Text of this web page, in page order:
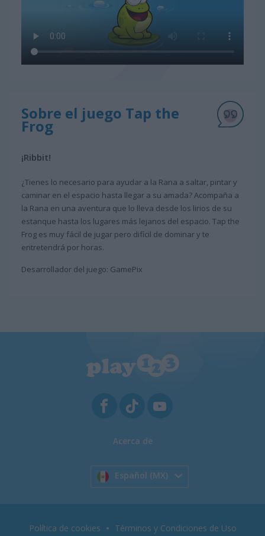
Sobre el juego Tap the
Frog
¡Ribbit!
¿Tienes lo necesario para ayudar a la Rana a saltar, pintar y
caminar en el espacio hasta llegar a su amada? Acompaña a
la Rana en una aventura que lo lleva desde los lirios de su
estanque hasta los lugares más lejanos del espacio. Tap the
Frog es muy fácil de jugar pero difícil de dominar y te
entretendrá por horas.
Desarrollador del juego: GamePix
Acerca de
Español (MX)
Política de cookies Términos y Condiciones de Uso